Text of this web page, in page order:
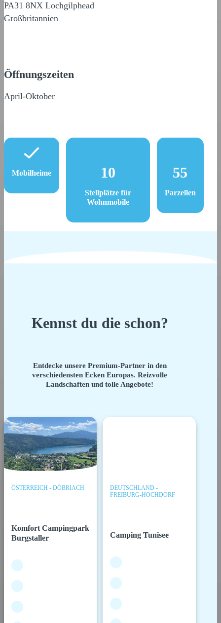
PA31 8NX Lochgilphead
Großbritannien
Öffnungszeiten
April-Oktober
Mobilheime 10
Stellplätze für
Wohnmobile
55
Parzellen
Kennst du die schon?
Entdecke unsere Premium-Partner in den
verschiedensten Ecken Europas. Reizvolle
Landschaften und tolle Angebote!
ÖSTERREICH - DÖBRIACH
Komfort Campingpark
Burgstaller
DEUTSCHLAND -
FREIBURG-HOCHDORF
Camping Tunisee